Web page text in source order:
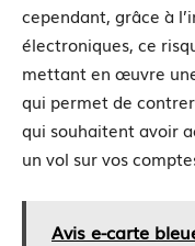
cependant, grâce à
électroniques, ce
mettant en œuvre
qui permet de
qui souhaitent avoir
un vol sur vos
Avis e-carte